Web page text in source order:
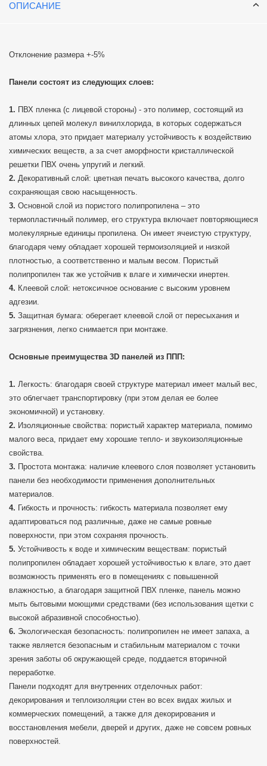
ОПИСАНИЕ
Отклонение размера +-5%
Панели состоят из следующих слоев:
ПВХ пленка (с лицевой стороны) - это полимер, состоящий из
длинных цепей молекул винилхлорида, в которых содержаться
атомы хлора, это придает материалу устойчивость к воздействию
химических веществ, а за счет аморфности кристаллической
решетки ПВХ очень упругий и легкий.
Декоративный слой: цветная печать высокого качества, долго
сохраняющая свою насыщенность.
Основной слой из пористого полипропилена – это
термопластичный полимер, его структура включает повторяющиеся
молекулярные единицы пропилена. Он имеет ячеистую структуру,
благодаря чему обладает хорошей термоизоляцией и низкой
плотностью, а соответственно и малым весом. Пористый
полипропилен так же устойчив к влаге и химически инертен.
Клеевой слой: нетоксичное основание с высоким уровнем
адгезии.
Защитная бумага: оберегает клеевой слой от пересыхания и
загрязнения, легко снимается при монтаже.
Основные преимущества 3D панелей из ППП:
Легкость: благодаря своей структуре материал имеет малый вес,
это облегчает транспортировку (при этом делая ее более
экономичной) и установку.
Изоляционные свойства: пористый характер материала, помимо
малого веса, придает ему хорошие тепло- и звукоизоляционные
свойства.
Простота монтажа: наличие клеевого слоя позволяет установить
панели без необходимости применения дополнительных
материалов.
Гибкость и прочность: гибкость материала позволяет ему
адаптироваться под различные, даже не самые ровные
поверхности, при этом сохраняя прочность.
Устойчивость к воде и химическим веществам: пористый
полипропилен обладает хорошей устойчивостью к влаге, это дает
возможность применять его в помещениях с повышенной
влажностью, а благодаря защитной ПВХ пленке, панель можно
мыть бытовыми моющими средствами (без использования щетки с
высокой абразивной способностью).
Экологическая безопасность: полипропилен не имеет запаха, а
также является безопасным и стабильным материалом с точки
зрения заботы об окружающей среде, поддается вторичной
переработке.
Панели подходят для внутренних отделочных работ:
декорирования и теплоизоляции стен во всех видах жилых и
коммерческих помещений, а также для декорирования и
восстановления мебели, дверей и других, даже не совсем ровных
поверхностей.